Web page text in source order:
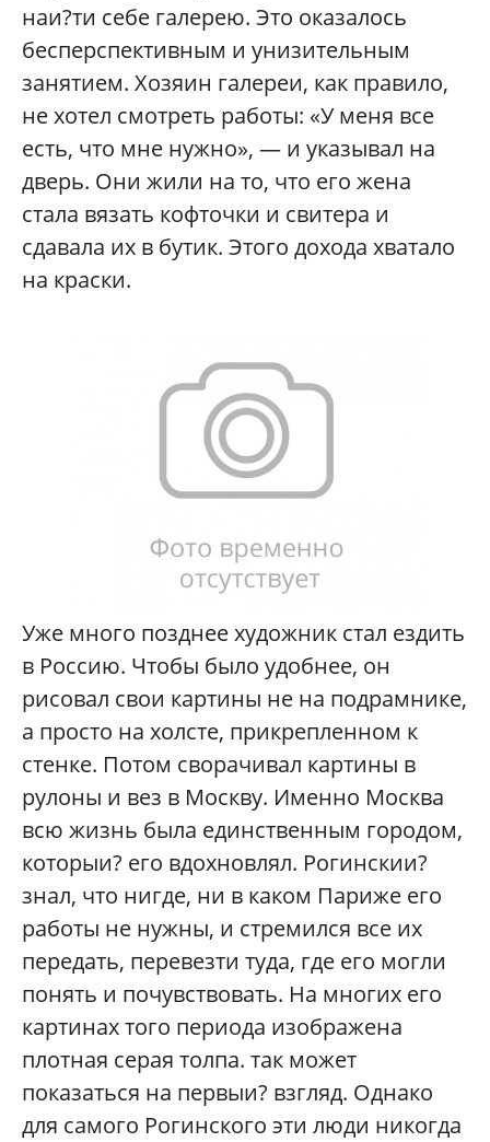
наи?ти себе галерею. Это оказалось
бесперспективным и унизительным
занятием. Хозяин галереи, как правило,
не хотел смотреть работы: «У меня все
есть, что мне нужно», — и указывал на
дверь. Они жили на то, что его жена
стала вязать кофточки и свитера и
сдавала их в бутик. Этого дохода хватало
на краски.
Уже много позднее художник стал ездить
в Россию. Чтобы было удобнее, он
рисовал свои картины не на подрамнике,
а просто на холсте, прикрепленном к
стенке. Потом сворачивал картины в
рулоны и вез в Москву. Именно Москва
всю жизнь была единственным городом,
которыи? его вдохновлял. Рогинскии?
знал, что нигде, ни в каком Париже его
работы не нужны, и стремился все их
передать, перевезти туда, где его могли
понять и почувствовать. На многих его
картинах того периода изображена
плотная серая толпа. так может
показаться на первыи? взгляд. Однако
для самого Рогинского эти люди никогда